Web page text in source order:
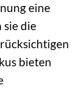
eine
sie die
bieten